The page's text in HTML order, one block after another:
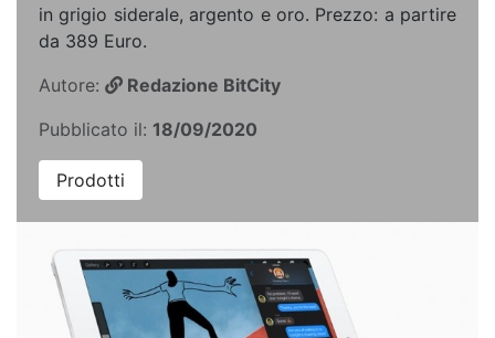
in grigio siderale, argento e oro. Prezzo: a partire
da 389 Euro.
Autore:
Redazione BitCity
Pubblicato il: 18/09/2020
Prodotti